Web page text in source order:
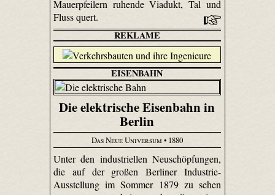
Mauerpfeilern ruhende Viadukt, Tal und
Fluss quert.
REKLAME
EISENBAHN
Die elektrische Eisenbahn in
Berlin
Das Neue Universum• 1880
Unter den industriellen Neuschöpfungen,
die auf der großen Berliner Industrie-
Ausstellung im Sommer 1879 zu sehen